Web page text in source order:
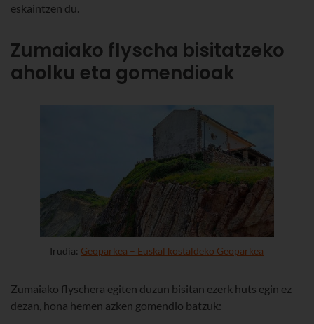
eskaintzen du.
Zumaiako flyscha bisitatzeko
aholku eta gomendioak
Irudia: Geoparkea – Euskal kostaldeko Geoparkea
Zumaiako flyschera egiten duzun bisitan ezerk huts egin ez
dezan, hona hemen azken gomendio batzuk: